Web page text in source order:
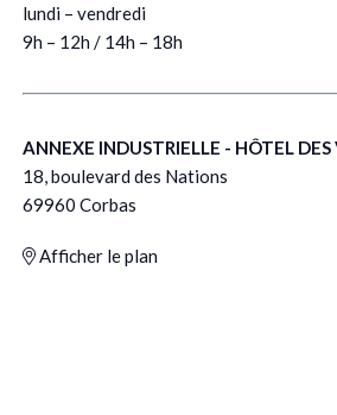
lundi – vendredi
9h – 12h / 14h – 18h
ANNEXE INDUSTRIELLE - HÔTEL DES
18, boulevard des Nations
69960 Corbas
Afficher le plan